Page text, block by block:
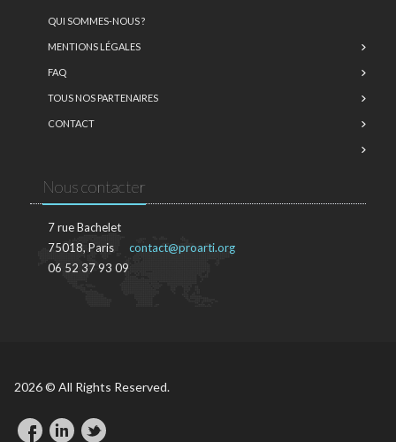
QUI SOMMES-NOUS ?
MENTIONS LÉGALES
FAQ
TOUS NOS PARTENAIRES
CONTACT
Nous contacter
7 rue Bachelet
75018, Paris
06 52 37 93 09
contact@proarti.org
2026 © All Rights Reserved.